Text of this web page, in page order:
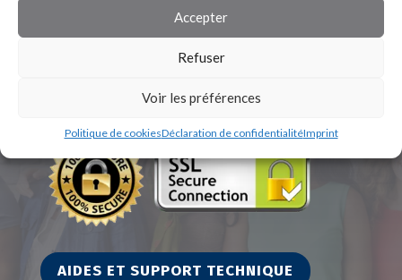
Accepter
Refuser
Voir les préférences
Politique de cookiesDéclaration de confidentialitéImprint
AIDES ET SUPPORT TECHNIQUE